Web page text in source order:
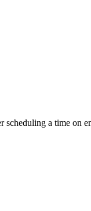
scheduling a time on